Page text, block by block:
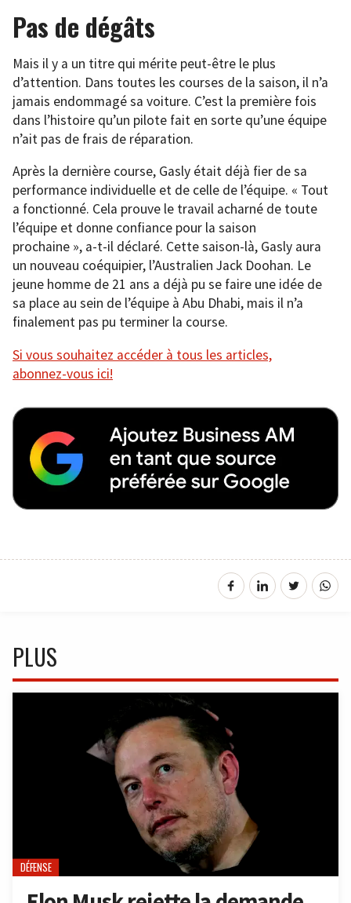
Pas de dégâts
Mais il y a un titre qui mérite peut-être le plus
d’attention. Dans toutes les courses de la saison, il n’a
jamais endommagé sa voiture. C’est la première fois
dans l’histoire qu’un pilote fait en sorte qu’une équipe
n’ait pas de frais de réparation.
Après la dernière course, Gasly était déjà fier de sa
performance individuelle et de celle de l’équipe. « Tout
a fonctionné. Cela prouve le travail acharné de toute
l’équipe et donne confiance pour la saison
prochaine », a-t-il déclaré. Cette saison-là, Gasly aura
un nouveau coéquipier, l’Australien Jack Doohan. Le
jeune homme de 21 ans a déjà pu se faire une idée de
sa place au sein de l’équipe à Abu Dhabi, mais il n’a
finalement pas pu terminer la course.
Si vous souhaitez accéder à tous les articles,
abonnez-vous ici!
PLUS
DÉFENSE